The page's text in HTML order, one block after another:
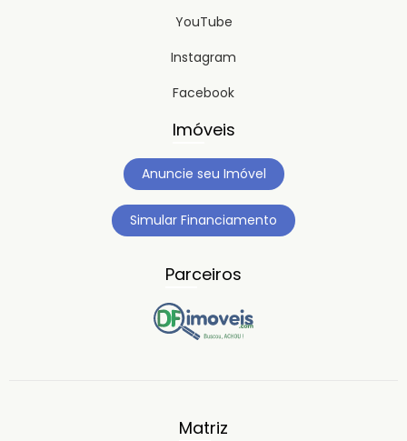
YouTube
Instagram
Facebook
Imóveis
Anuncie seu Imóvel
Simular Financiamento
Parceiros
Matriz